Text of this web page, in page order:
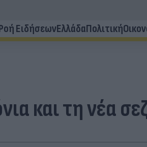
ΕιδήσεωνΕλλάδαΠολιτική
και τη νέα